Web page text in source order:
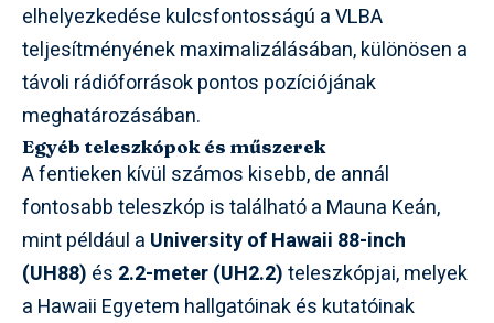
elhelyezkedése kulcsfontosságú a VLBA
teljesítményének maximalizálásában, különösen a
távoli rádióforrások pontos pozíciójának
meghatározásában.
Egyéb teleszkópok és műszerek
A fentieken kívül számos kisebb, de annál
fontosabb teleszkóp is található a Mauna Keán,
mint például a University of Hawaii 88-inch
(UH88) és 2.2-meter (UH2.2)teleszkópjai, melyek
a Hawaii Egyetem hallgatóinak és kutatóinak